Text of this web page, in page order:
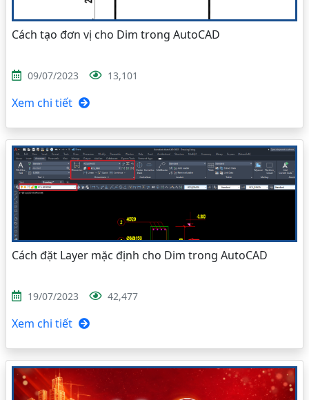
Cách tạo đơn vị cho Dim trong AutoCAD
09/07/2023 13,101
Xem chi tiết
Cách đặt Layer mặc định cho Dim trong AutoCAD
19/07/2023 42,477
Xem chi tiết